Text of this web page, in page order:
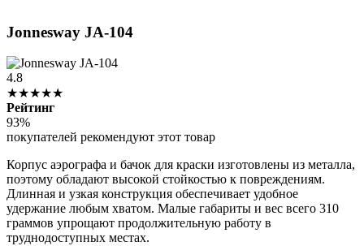
Jonnesway JA-104
4.8
★★★★★
Рейтинг
93%
покупателей рекомендуют этот товар
Корпус аэрографа и бачок для краски изготовлены из металла,
поэтому обладают высокой стойкостью к повреждениям.
Длинная и узкая конструкция обеспечивает удобное
удержание любым хватом. Малые габариты и вес всего 310
граммов упрощают продолжительную работу в
труднодоступных местах.